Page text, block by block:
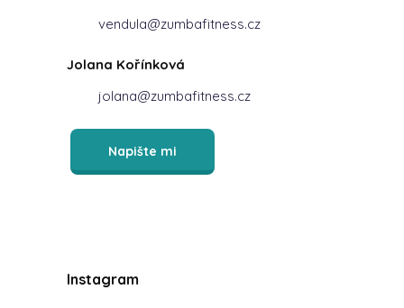
vendula@zumbafitness.cz
Jolana Kořínková
jolana@zumbafitness.cz
Napište mi
Instagram